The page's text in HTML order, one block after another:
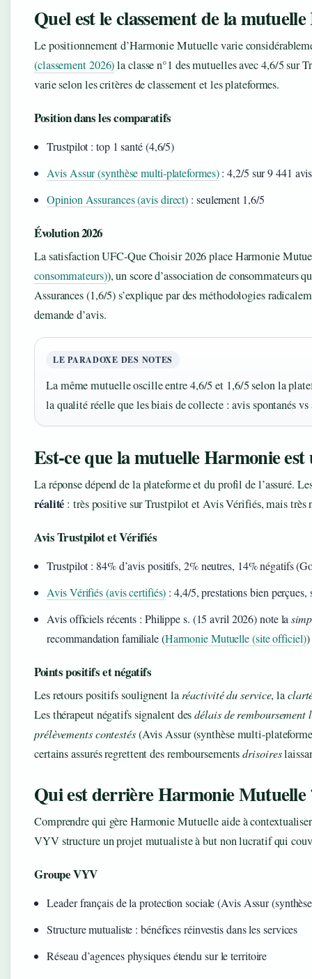
Quel est le classement de la
Le positionnement d’Harmonie Mutuelle varie
(classement 2026)la classe n°1 des mutuelles avec 4,6/5 sur
varie selon les critères de classement et les plateformes.
Position dans les comparatifs
Trustpilot : top 1 santé (4,6/5)
Avis Assur (synthèse multi-plateformes): 4,2/5 sur 9 441
Opinion Assurances (avis direct) : seulement 1,6/5
Évolution 2026
La satisfaction UFC-Que Choisir 2026 place Harmonie
consommateurs)), un score d’association de consommateurs
Assurances (1,6/5) s’explique par des méthodologies
demande d’avis.
LE PARADOXE DES NOTES
La même mutuelle oscille entre 4,6/5 et 1,6/5 selon la
la qualité réelle que les biais de collecte : avis spontanés
Est-ce que la mutuelle Harmonie
La réponse dépend de la plateforme et du profil de l’assuré.
réalité : très positive sur Trustpilot et Avis Vérifiés, mais très
Avis Trustpilot et Vérifiés
Trustpilot : 84% d’avis positifs, 2% neutres, 14% négatifs
Avis Vérifiés (avis certifiés) : 4,4/5, prestations bien perçues,
Avis officiels récents : Philippe s. (15 avril 2026) note la
recommandation familiale (Harmonie Mutuelle (site officiel))
Points positifs et négatifs
Les retours positifs soulignent la réactivité du service, la
Les thérapeut négatifs signalent desdélais de remboursement
prélèvements contestés(Avis Assur (synthèse multi-
certains assurés regrettent des remboursementsdrisoires
Qui est derrière Harmonie Mutuelle
Comprendre qui gère Harmonie Mutuelle aide à
VYV structure un projet mutualiste à but non lucratif qui
Groupe VYV
Leader français de la protection sociale (Avis Assur
Structure mutualiste : bénéfices réinvestis dans les services
Réseau d’agences physiques étendu sur le territoire